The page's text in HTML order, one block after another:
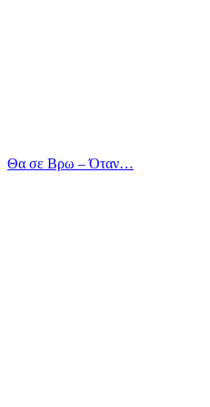
Θα σε Βρω – Όταν…